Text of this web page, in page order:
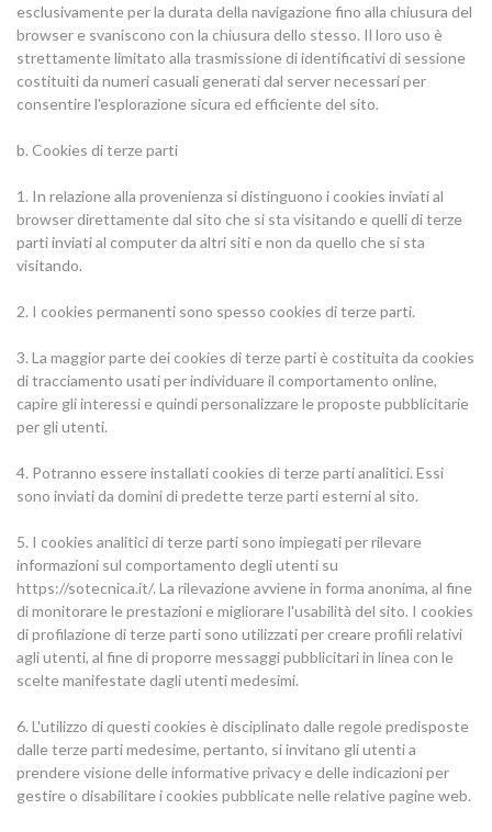
esclusivamente per la durata della navigazione fino alla chiusura del
browser e svaniscono con la chiusura dello stesso. Il loro uso è
strettamente limitato alla trasmissione di identificativi di sessione
costituiti da numeri casuali generati dal server necessari per
consentire l'esplorazione sicura ed efficiente del sito.
b. Cookies di terze parti
1. In relazione alla provenienza si distinguono i cookies inviati al
browser direttamente dal sito che si sta visitando e quelli di terze
parti inviati al computer da altri siti e non da quello che si sta
visitando.
2. I cookies permanenti sono spesso cookies di terze parti.
3. La maggior parte dei cookies di terze parti è costituita da cookies
di tracciamento usati per individuare il comportamento online,
capire gli interessi e quindi personalizzare le proposte pubblicitarie
per gli utenti.
4. Potranno essere installati cookies di terze parti analitici. Essi
sono inviati da domini di predette terze parti esterni al sito.
5. I cookies analitici di terze parti sono impiegati per rilevare
informazioni sul comportamento degli utenti su
https://sotecnica.it/. La rilevazione avviene in forma anonima, al fine
di monitorare le prestazioni e migliorare l'usabilità del sito. I cookies
di profilazione di terze parti sono utilizzati per creare profili relativi
agli utenti, al fine di proporre messaggi pubblicitari in linea con le
scelte manifestate dagli utenti medesimi.
6. L'utilizzo di questi cookies è disciplinato dalle regole predisposte
dalle terze parti medesime, pertanto, si invitano gli utenti a
prendere visione delle informative privacy e delle indicazioni per
gestire o disabilitare i cookies pubblicate nelle relative pagine web.